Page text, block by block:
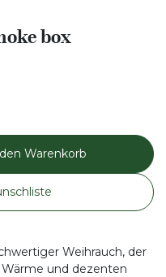
box
Warenkorb
Weihrauch, der
und dezenten